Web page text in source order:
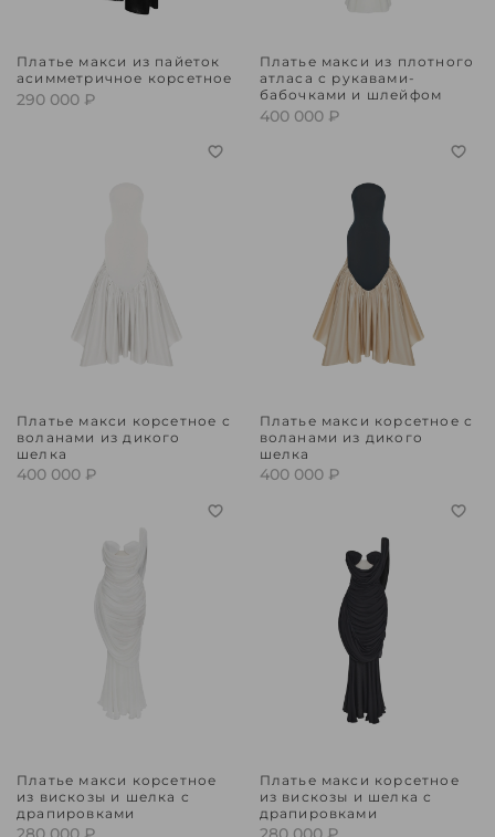
Платье макси из пайеток
асимметричное корсетное
290 000 ₽
Платье макси из плотного
атласа с рукавами-
бабочками и шлейфом
400 000 ₽
Платье макси корсетное с
воланами из дикого
шелка
400 000 ₽
Платье макси корсетное с
воланами из дикого
шелка
400 000 ₽
Платье макси корсетное
из вискозы и шелка с
драпировками
Платье макси корсетное
из вискозы и шелка с
драпировками